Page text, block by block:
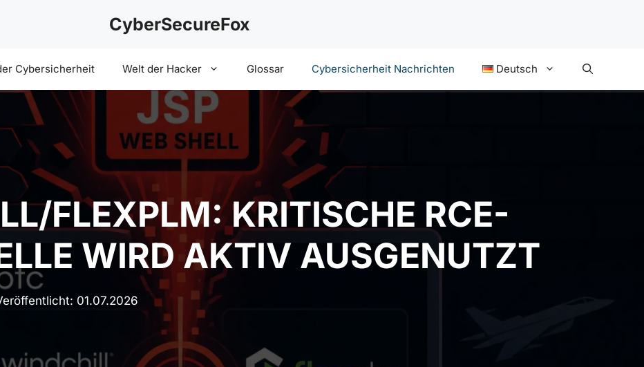
CyberSecureFox
Cybersicherheit Welt der Hacker Glossar Cybersicherheit Nachrichten Deutsch
FLEXPLM: KRITISCHE RCE-
WIRD AKTIV AUSGENUTZT
01.07.2026